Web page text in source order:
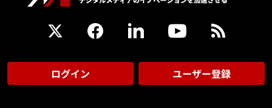
ログイン ユーザー登録